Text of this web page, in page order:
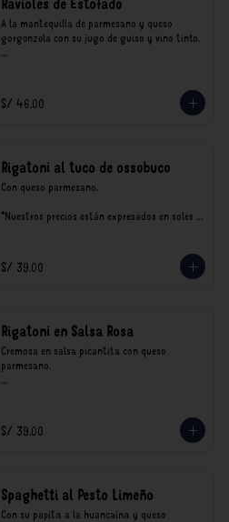
A la mantequilla de parmesano y queso
gorgonzola con su jugo de guiso y vino tinto.
consumo.
S/ 46.00
Rigatoni al tuco de ossobuco
Con queso parmesano.
*Nuestros precios están expresados en soles e
S/ 39.00
Rigatoni en Salsa Rosa
Cremosa en salsa picantita con queso
parmesano.
consumo.
S/ 39.00
Spaghetti al Pesto Limeño
Con su papita a la huancaína y queso